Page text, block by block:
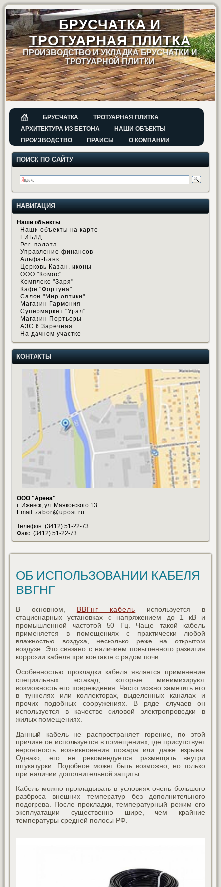
БРУСЧАТКА И
ТРОТУАРНАЯ ПЛИТКА
ПРОИЗВОДСТВО И УКЛАДКА БРУСЧАТКИ И
ТРОТУАРНОЙ ПЛИТКИ
БРУСЧАТКА
ТРОТУАРНАЯ ПЛИТКА
АРХИТЕКТУРА ИЗ БЕТОНА
НАШИ ОБЪЕКТЫ
ПРОИЗВОДСТВО
ПРАЙСЫ О КОМПАНИИ
ПОИСК ПО САЙТУ
НАВИГАЦИЯ
Наши объекты
Наши объекты на карте
ГИБДД
Рег. палата
Управление финансов
Альфа-Банк
Церковь Казан. иконы
ООО "Комос"
Комплекс "Заря"
Кафе "Фортуна"
Салон "Мир оптики"
Магазин Гармония
Супермаркет "Урал"
Магазин Портьеры
АЗС 6 Заречная
На дачном участке
КОНТАКТЫ
ООО "Арена"
г. Ижевск, ул. Маяковского 13
Email: zabor@upost.ru
Телефон: (3412) 51-22-73
Факс: (3412) 51-22-73
ОБ ИСПОЛЬЗОВАНИИ КАБЕЛЯ
ВВГНГ
В основном, ВВГнг кабель используется в
стационарных установках с напряжением до 1 кВ и
промышленной частотой 50 Гц. Чаще такой кабель
применяется в помещениях с практически любой
влажностью воздуха, несколько реже на открытом
воздухе. Это связано с наличием повышенного развития
коррозии кабеля при контакте с рядом почв.
Особенностью прокладки кабеля является применение
специальных эстакад, которые минимизируют
возможность его повреждения. Часто можно заметить его
в туннелях или коллекторах, выделенных каналах и
прочих подобных сооружениях. В ряде случаев он
используется в качестве силовой электропроводки в
жилых помещениях.
Данный кабель не распространяет горение, по этой
причине он используется в помещениях, где присутствует
вероятность возникновения пожара или даже взрыва.
Однако, его не рекомендуется размещать внутри
штукатурки. Подобное может быть возможно, но только
при наличии дополнительной защиты.
Кабель можно прокладывать в условиях очень большого
разброса внешних температур без дополнительного
подогрева. После прокладки, температурный режим его
эксплуатации существенно шире, чем крайние
температуры средней полосы РФ.